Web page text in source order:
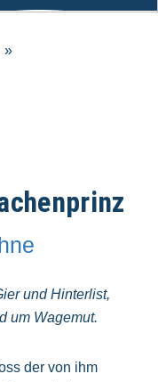
und Hinterlist,
um Wagemut.
der von ihm